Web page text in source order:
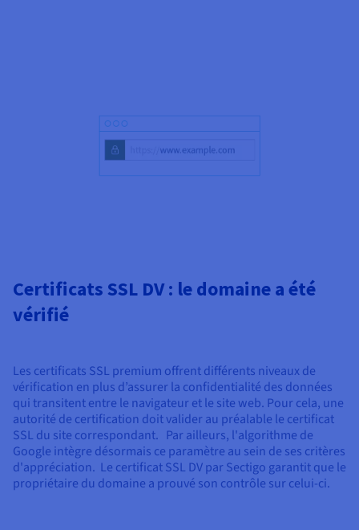
Certificats SSL DV : le domaine a été
vérifié
Les certificats SSL premium offrent différents niveaux de
vérification en plus d’assurer la confidentialité des données
qui transitent entre le navigateur et le site web. Pour cela, une
autorité de certification doit valider au préalable le certificat
SSL du site correspondant. Par ailleurs, l'algorithme de
Google intègre désormais ce paramètre au sein de ses critères
d'appréciation. Le certificat SSL DV par Sectigo garantit que le
propriétaire du domaine a prouvé son contrôle sur celui-ci.